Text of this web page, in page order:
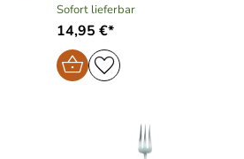
Sofort lieferbar
14,95 €*